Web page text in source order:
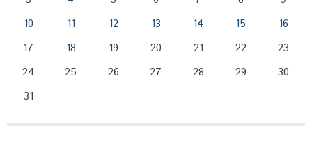
10
11 12 13 14 15
16
17
18 19 20 21 22
23
24
25 26 27 28 29
30
31